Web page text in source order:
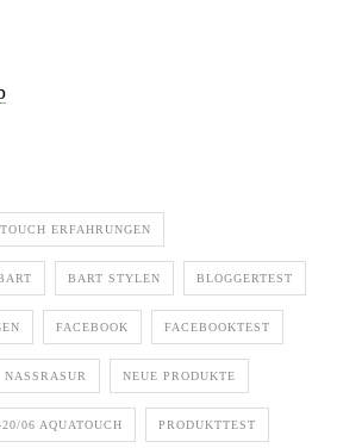
ERFAHRUNGEN
BART STYLEN BLOGGERTEST
FACEBOOK FACEBOOKTEST
NASSRASUR NEUE PRODUKTE
06 AQUATOUCH PRODUKTTEST